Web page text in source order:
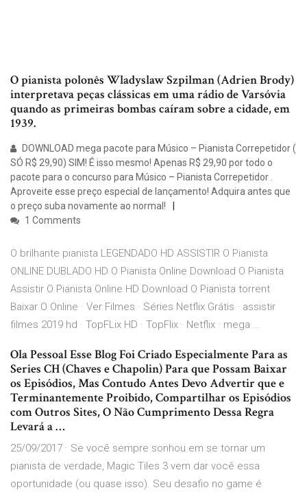
O pianista polonês Wladyslaw Szpilman (Adrien Brody)
interpretava peças clássicas em uma rádio de Varsóvia
quando as primeiras bombas caíram sobre a cidade, em
1939.
DOWNLOAD mega pacote para Músico – Pianista Correpetidor (
SÓ R$ 29,90) SIM! É isso mesmo! Apenas R$ 29,90 por todo o
pacote para o concurso para Músico – Pianista Correpetidor .
Aproveite esse preço especial de lançamento! Adquira antes que
o preço suba novamente ao normal!
1 Comments
O brilhante pianista LEGENDADO HD ASSISTIR O Pianista
ONLINE DUBLADO HD O Pianista Online Download O Pianista
Assistir O Pianista Online HD Download O Pianista torrent
Baixar O Online · Ver Filmes · Séries Netflix Grátis · assistir
filmes 2019 hd · TopFLix HD · TopFlix · Netflix · mega …
Ola Pessoal Esse Blog Foi Criado Especialmente Para as
Series CH (Chaves e Chapolin) Para que Possam Baixar
os Episódios, Mas Contudo Antes Devo Advertir que e
Terminantemente Proibido, Compartilhar os Episódios
com Outros Sites, O Não Cumprimento Dessa Regra
Levará a …
25/09/2017 · Se você sempre sonhou em se tornar um
pianista de verdade, Magic Tiles 3 vem dar você essa
oportunidade (ou quase isso). Seu desafio no game é